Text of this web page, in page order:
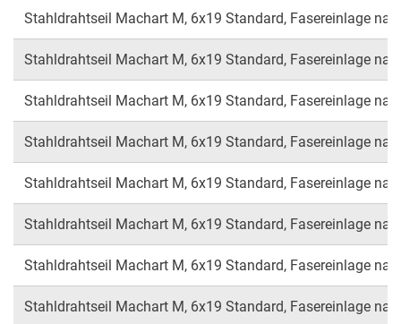
Stahldrahtseil Machart M, 6x19 Standard, Fasereinlage
Stahldrahtseil Machart M, 6x19 Standard, Fasereinlage
Stahldrahtseil Machart M, 6x19 Standard, Fasereinlage
Stahldrahtseil Machart M, 6x19 Standard, Fasereinlage
Stahldrahtseil Machart M, 6x19 Standard, Fasereinlage
Stahldrahtseil Machart M, 6x19 Standard, Fasereinlage
Stahldrahtseil Machart M, 6x19 Standard, Fasereinlage
Stahldrahtseil Machart M, 6x19 Standard, Fasereinlage